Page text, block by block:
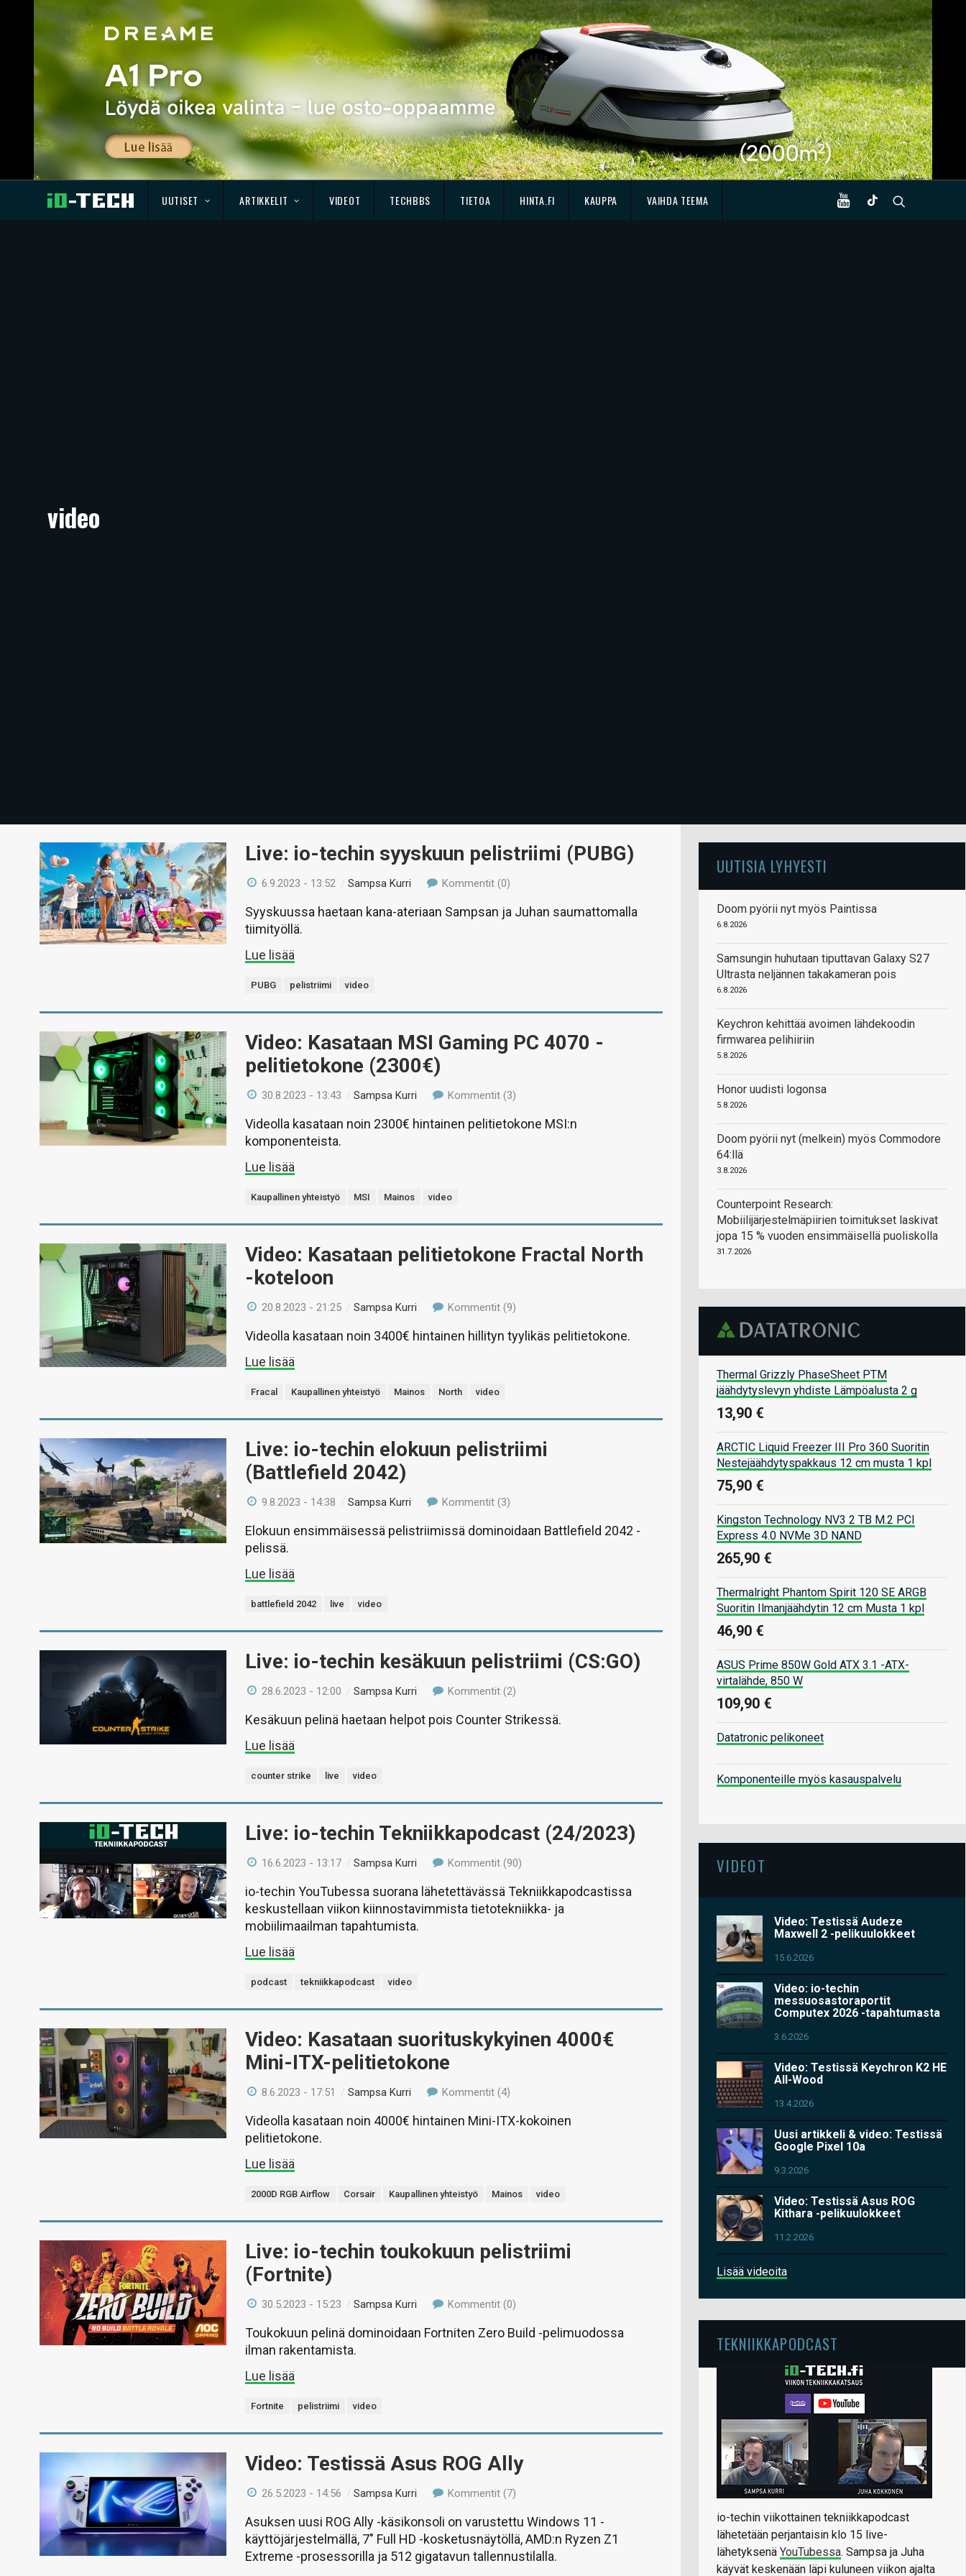
UUTISET ARTIKKELIT VIDEOT TECHBBS TIETOA HINTA.FI KAUPPA VAIHDA TEEMA
video
Live: io-techin syyskuun pelistriimi (PUBG)
6.9.2023 - 13:52 /Sampsa Kurri Kommentit (0)
Syyskuussa haetaan kana-ateriaan Sampsan ja Juhan saumattomalla
tiimityöllä.
Lue lisää
PUBG pelistriimi video
Video: Kasataan MSI Gaming PC 4070 -
pelitietokone (2300€)
30.8.2023 - 13:43 /Sampsa Kurri Kommentit (3)
Videolla kasataan noin 2300€ hintainen pelitietokone MSI:n
komponenteista.
Lue lisää
Kaupallinen yhteistyö MSI Mainos video
Video: Kasataan pelitietokone Fractal North
-koteloon
20.8.2023 - 21:25 /Sampsa Kurri Kommentit (9)
Videolla kasataan noin 3400€ hintainen hillityn tyylikäs pelitietokone.
Lue lisää
Fracal Kaupallinen yhteistyö Mainos North video
Live: io-techin elokuun pelistriimi
(Battlefield 2042)
9.8.2023 - 14:38 /Sampsa Kurri Kommentit (3)
Elokuun ensimmäisessä pelistriimissä dominoidaan Battlefield 2042 -
pelissä.
Lue lisää
battlefield 2042 live video
Live: io-techin kesäkuun pelistriimi (CS:GO)
28.6.2023 - 12:00 /Sampsa Kurri Kommentit (2)
Kesäkuun pelinä haetaan helpot pois Counter Strikessä.
Lue lisää
counter strike live video
Live: io-techin Tekniikkapodcast (24/2023)
16.6.2023 - 13:17 /Sampsa Kurri Kommentit (90)
io-techin YouTubessa suorana lähetettävässä Tekniikkapodcastissa
keskustellaan viikon kiinnostavimmista tietotekniikka- ja
mobiilimaailman tapahtumista.
Lue lisää
podcast tekniikkapodcast video
Video: Kasataan suorituskykyinen 4000€
Mini-ITX-pelitietokone
8.6.2023 - 17:51 /Sampsa Kurri Kommentit (4)
Videolla kasataan noin 4000€ hintainen Mini-ITX-kokoinen
pelitietokone.
Lue lisää
2000D RGB Airflow Corsair Kaupallinen yhteistyö Mainos video
Live: io-techin toukokuun pelistriimi
(Fortnite)
30.5.2023 - 15:23 /Sampsa Kurri Kommentit (0)
Toukokuun pelinä dominoidaan Fortniten Zero Build -pelimuodossa
ilman rakentamista.
Lue lisää
Fortnite pelistriimi video
Video: Testissä Asus ROG Ally
26.5.2023 - 14:56 /Sampsa Kurri Kommentit (7)
Asuksen uusi ROG Ally -käsikonsoli on varustettu Windows 11 -
käyttöjärjestelmällä, 7″ Full HD -kosketusnäytöllä, AMD:n Ryzen Z1
Extreme -prosessorilla ja 512 gigatavun tallennustilalla.
UUTISIA LYHYESTI
Doom pyörii nyt myös Paintissa
6.8.2026
Samsungin huhutaan tiputtavan Galaxy S27
Ultrasta neljännen takakameran pois
6.8.2026
Keychron kehittää avoimen lähdekoodin
firmwarea pelihiiriin
5.8.2026
Honor uudisti logonsa
5.8.2026
Doom pyörii nyt (melkein) myös Commodore
64:llä
3.8.2026
Counterpoint Research:
Mobiilijärjestelmäpiirien toimitukset laskivat
jopa 15 % vuoden ensimmäisellä puoliskolla
31.7.2026
Thermal Grizzly PhaseSheet PTM
jäähdytyslevyn yhdiste Lämpöalusta 2 g
13,90 €
ARCTIC Liquid Freezer III Pro 360 Suoritin
Nestejäähdytyspakkaus 12 cm musta 1 kpl
75,90 €
Kingston Technology NV3 2 TB M.2 PCI
Express 4.0 NVMe 3D NAND
265,90 €
Thermalright Phantom Spirit 120 SE ARGB
Suoritin Ilmanjäähdytin 12 cm Musta 1 kpl
46,90 €
ASUS Prime 850W Gold ATX 3.1 -ATX-
virtalähde, 850 W
109,90 €
Datatronic pelikoneet
Komponenteille myös kasauspalvelu
VIDEOT
Video: Testissä Audeze
Maxwell 2 -pelikuulokkeet
15.6.2026
Video: io-techin
messuosastoraportit
Computex 2026 -tapahtumasta
3.6.2026
Video: Testissä Keychron K2 HE
All-Wood
13.4.2026
Uusi artikkeli & video: Testissä
Google Pixel 10a
9.3.2026
Video: Testissä Asus ROG
Kithara -pelikuulokkeet
11.2.2026
Lisää videoita
TEKNIIKKAPODCAST
io-techin viikottainen tekniikkapodcast
lähetetään perjantaisin klo 15 live-
lähetyksenä YouTubessa. Sampsa ja Juha
käyvät keskenään läpi kuluneen viikon ajalta